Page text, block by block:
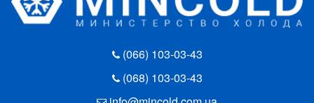
(066) 103-03-43
(068) 103-03-43